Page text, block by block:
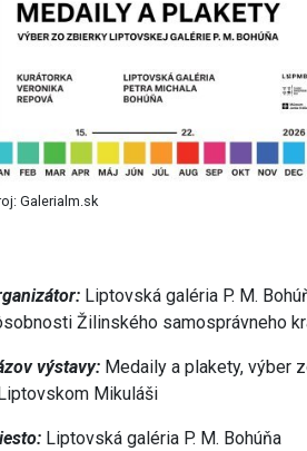
Galerialm.sk
Liptovská galéria P. M.
Žilinského samosprávneho
výstavy: Medaily a plakety, výber
Mikuláši
Liptovská galéria P. M. Bohúňa